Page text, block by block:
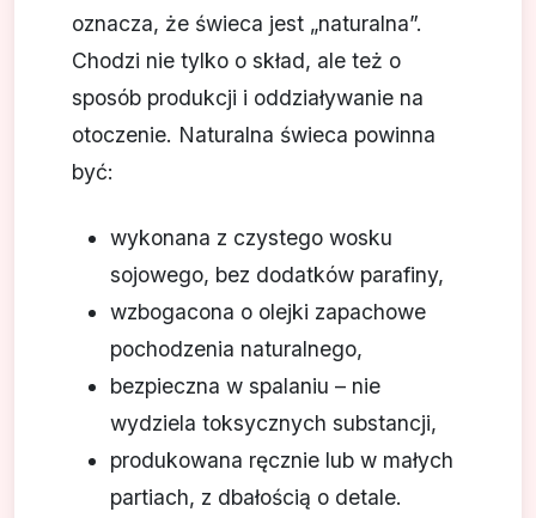
oznacza, że świeca jest „naturalna”.
Chodzi nie tylko o skład, ale też o
sposób produkcji i oddziaływanie na
otoczenie. Naturalna świeca powinna
być:
wykonana z czystego wosku
sojowego, bez dodatków parafiny,
wzbogacona o olejki zapachowe
pochodzenia naturalnego,
bezpieczna w spalaniu – nie
wydziela toksycznych substancji,
produkowana ręcznie lub w małych
partiach, z dbałością o detale.